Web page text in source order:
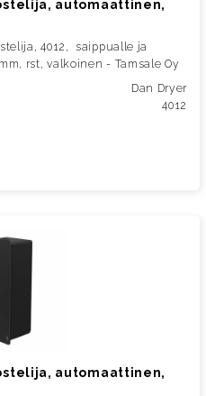
automaattinen,
4012, saippualle ja
rst, valkoinen - Tamsale Oy
Dan Dryer
4012
automaattinen,